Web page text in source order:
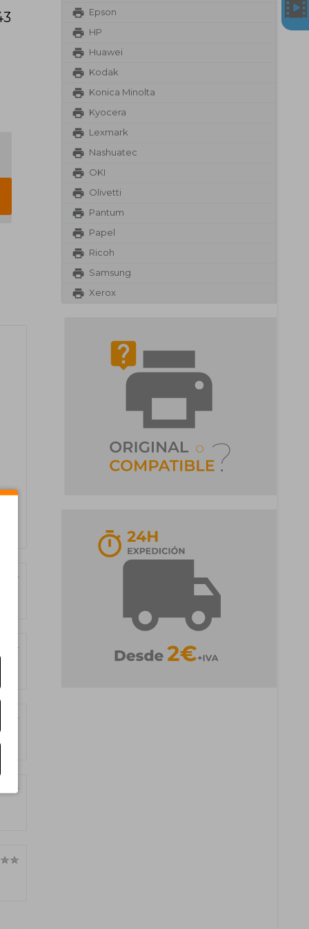
Epson
HP
Huawei
Kodak
Konica Minolta
Kyocera
Lexmark
Nashuatec
OKI
Olivetti
Pantum
Papel
Ricoh
Samsung
Xerox